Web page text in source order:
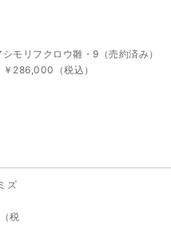
シモリフクロウ雛・9（売約済み）
￥286,000（税込）
ズ
税